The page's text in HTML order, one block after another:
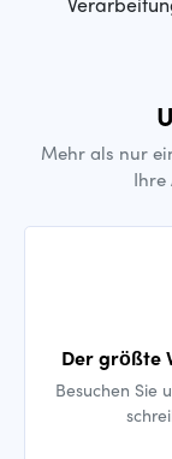
Mehr als nur
Der größte
Besuchen Sie